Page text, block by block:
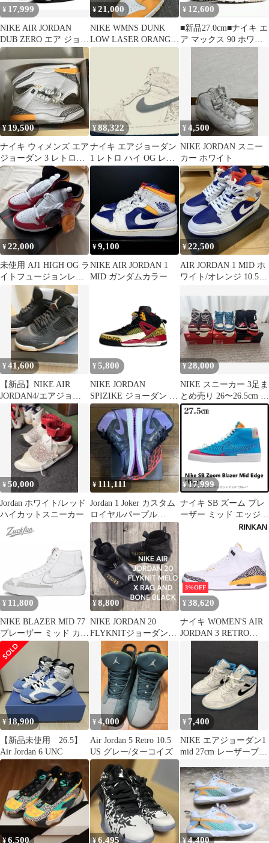
¥ 17,999
NIKE AIR JORDAN
DUB ZERO エア ジョー
ダン ダブ ゼロ
¥21,000
NIKE WMNS DUNK
LOW LASER ORANGE
ダンク オレンジ
¥ 12,600
■新品27.0cm■ナイキ エ
ア マックス 90 ホワイ
¥19,500
ナイキ ウィメンズ エア
ジョーダン 3 レトロ
"レーザー オレンジ"
¥88,322
ナイキ エアジョーダン
1 レトロ ハイ OG レー
ザー LASER 29.5
¥4,500
NIKE JORDAN スニー
カー ホワイト
¥22,000
未使用 AJ1 HIGH OG ラ
イトフュージョンレッ
ド 28.5 箱付
¥9,100
NIKE AIR JORDAN 1
MID ガンダムカラー
¥22,500
AIR JORDAN 1 MID ホ
ワイト/オレンジ 10.5
¥41,600
【新品】NIKE AIR
JORDAN4/エアジョー
ダ4/27cm/新品
¥ 5,800
NIKE JORDAN
SPIZIKE ジョーダン ス
パイジーク キングスカ
ウンティー スニーカー
ナイキ 315371-071 マル
チカラー 27cm
（3455M）
¥28,000
NIKE スニーカー 3足ま
とめ売り 26〜26.5cm 箱
付き ダンク AJ1
¥50,000
Jordan ホワイト/レッド
ハイカットスニーカー
¥ 111,111
Jordan 1 Joker カスタム
ロイヤルパープル
28.5cm レア
¥17,999
ナイキ SB ズーム ブレ
ーザー ミッド エッジ
¥ 11,800
NIKE BLAZER MID 77
ブレーザー ミッド カッ
ト ホワイト シルバー
白 メンズ ナイキ スニ
ーカー 27 cm U10252
¥8,800
NIKE JORDAN 20
FLYKNITジョーダン20
R&B/MELO
3%OFF
¥ 38,620
ナイキ WOMEN'S AIR
JORDAN 3 RETRO
ョーダン3レトロスニー
カー レディース 27.5cm
¥18,900
【新品未使用 26.5】
Air Jordan 6 UNC
¥4,000
Air Jordan 5 Retro 10.5
US グレー/ターコイズ
¥ 7,400
NIKE エアジョーダン1
mid 27cm レーザーブル
¥6,500 ¥6,495 ¥4,400